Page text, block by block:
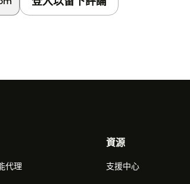
代理
資源
支援中心